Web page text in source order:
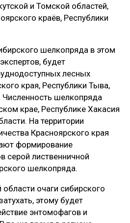
и Томской областей,
краёв, Республики
шелкопряда в этом
будет
лесных
края, Республики Тыва,
Численность шелкопряда
крае, Республике Хакасия
На территории
Красноярского края
формирование
серой лиственничной
шелкопряда.
очаги сибирского
этому будет
энтомофагов и